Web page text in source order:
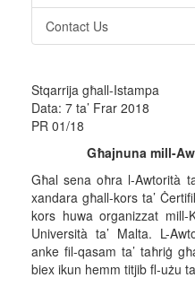
Contact Us
Stqarrija għall-Istampa
Data: 7 ta’ Frar 2018
PR 01/18
Għajnuna mill-
Għal sena oħra l-Awtorità
xandara għall-kors ta’
kors huwa organizzat mill-
Università ta’ Malta. L-
anke fil-qasam ta’ taħriġ
biex ikun hemm titjib fl-użu